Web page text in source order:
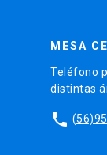
MESA
Teléfono
distintas
phone